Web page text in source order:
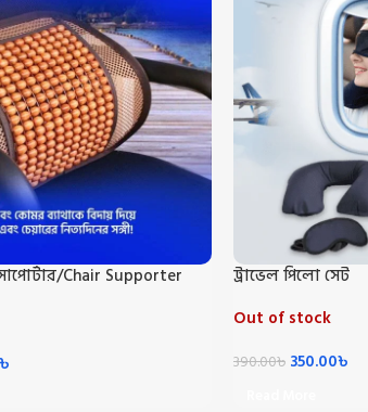
সাপোর্টার/Chair Supporter
৳
ট্রাভেল পিলো সেট
Out of stock
390.00৳ 350.00৳